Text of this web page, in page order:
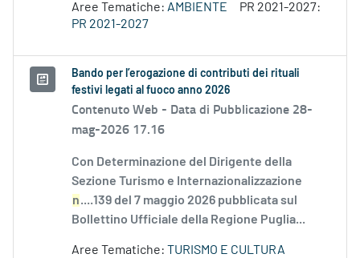
Aree Tematiche: AMBIENTE
PR 2021-2027:
PR 2021-2027
Bando per l’erogazione di contributi dei rituali
festivi legati al fuoco anno 2026
Contenuto Web - Data di Pubblicazione 28-
mag-2026 17.16
Con Determinazione del Dirigente della
Sezione Turismo e Internazionalizzazione
n....139 del 7 maggio 2026 pubblicata sul
Bollettino Ufficiale della Regione Puglia...
Aree Tematiche: TURISMO E CULTURA